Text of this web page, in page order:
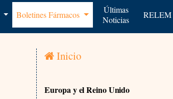
Boletines Fármacos
Últimas
Noticias
RELEM
Inicio
Europa y el Reino Unido